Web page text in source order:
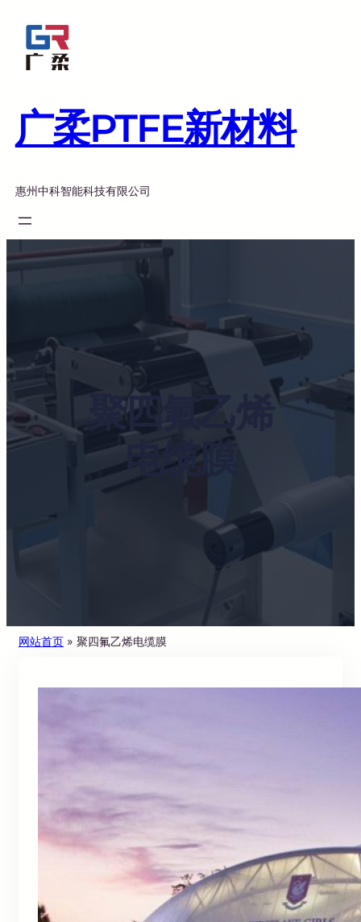
广柔PTFE新材料
惠州中科智能科技有限公司
聚四氟乙烯
电缆膜
网站首页 » 聚四氟乙烯电缆膜